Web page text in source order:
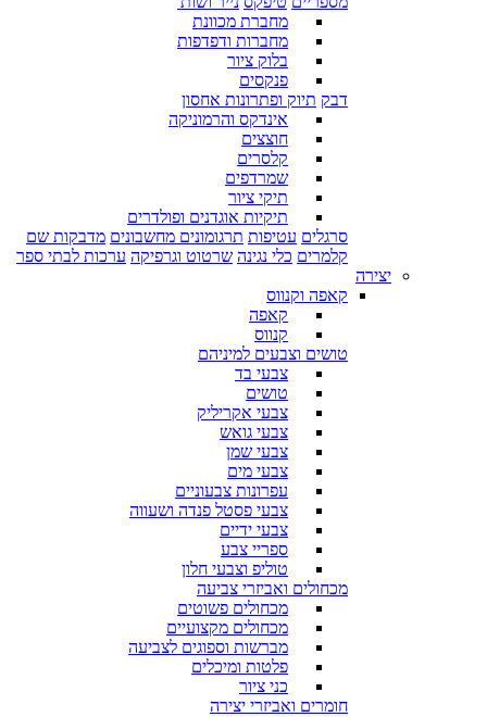
מחברת מכוונת
מחברות ודפדפות
בלוק ציור
פנקסים
דבק תיוק ופתרונות אחסון
אינדקס והרמוניקה
חוצצים
קלסרים
שמרדפים
תיקי ציור
תיקיות אוגדנים ופולדרים
סרגלים עטיפות תרגומונים מחשבונים מדבקות שם
קלמרים כלי נגינה שרטוט וגרפיקה ערכות לבתי ספר
יצירה
קאפה וקנווס
קאפה
קנווס
טושים וצבעים למיניהם
צבעי בד
טושים
צבעי אקריליק
צבעי גואש
צבעי שמן
צבעי מים
עפרונות צבעוניים
צבעי פסטל פנדה ושעווה
צבעי ידיים
ספריי צבע
טוליפ וצבעי חלון
מכחולים ואביזרי צביעה
מכחולים פשוטים
מכחולים מקצועיים
מברשות וספוגים לצביעה
פלטות ומיכלים
כני ציור
חומרים ואביזרי יצירה